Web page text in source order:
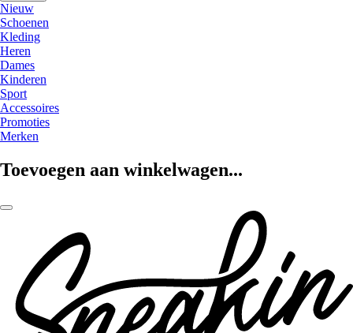
Nieuw
Schoenen
Kleding
Heren
Dames
Kinderen
Sport
Accessoires
Promoties
Merken
Toevoegen aan winkelwagen...